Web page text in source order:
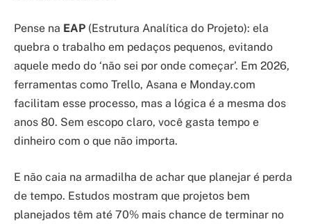
Pense na EAP (Estrutura Analítica do Projeto): ela
quebra o trabalho em pedaços pequenos, evitando
aquele medo do ‘não sei por onde começar’. Em 2026,
ferramentas como Trello, Asana e Monday.com
facilitam esse processo, mas a lógica é a mesma dos
anos 80. Sem escopo claro, você gasta tempo e
dinheiro com o que não importa.
E não caia na armadilha de achar que planejar é perda
de tempo. Estudos mostram que projetos bem
planejados têm até 70% mais chance de terminar no